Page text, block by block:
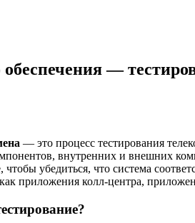
обеспечения —
— это процесс тестирования
внутренних и внешних
убедиться, что система
приложения колл-центра,